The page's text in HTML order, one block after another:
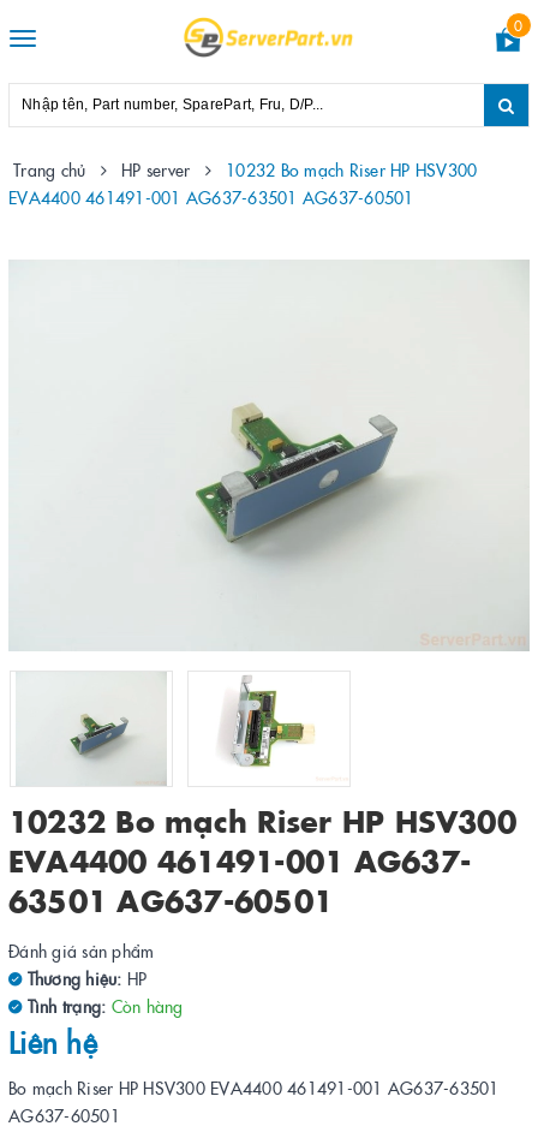
Toggle
0
Trang chủ HP server
10232 Bo mạch Riser HP HSV300
EVA4400 461491-001 AG637-63501 AG637-60501
10232 Bo mạch Riser HP HSV300
EVA4400 461491-001 AG637-
63501 AG637-60501
Đánh giá sản phẩm
Thương hiệu: HP
Tình trạng: Còn hàng
Liên hệ
Bo mạch Riser HP HSV300 EVA4400 461491-001 AG637-63501
AG637-60501